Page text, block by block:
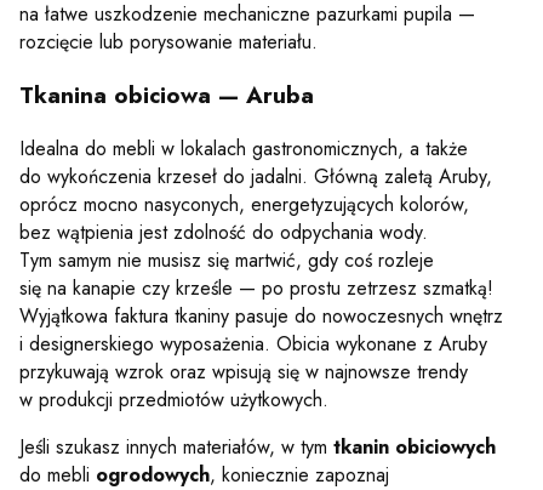
na łatwe uszkodzenie mechaniczne pazurkami pupila —
rozcięcie lub porysowanie materiału.
Tkanina obiciowa — Aruba
Idealna do mebli w lokalach gastronomicznych, a także
do wykończenia krzeseł do jadalni. Główną zaletą Aruby,
oprócz mocno nasyconych, energetyzujących kolorów,
bez wątpienia jest zdolność do odpychania wody.
Tym samym nie musisz się martwić, gdy coś rozleje
się na kanapie czy krześle — po prostu zetrzesz szmatką!
Wyjątkowa faktura tkaniny pasuje do nowoczesnych wnętrz
i designerskiego wyposażenia. Obicia wykonane z Aruby
przykuwają wzrok oraz wpisują się w najnowsze trendy
w produkcji przedmiotów użytkowych.
Jeśli szukasz innych materiałów, w tym tkanin obiciowych
do mebli ogrodowych, koniecznie zapoznaj